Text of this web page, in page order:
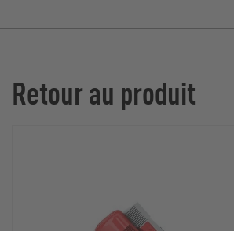
Retour au produit